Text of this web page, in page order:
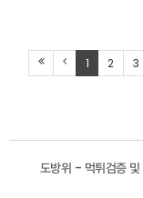
1 2 3
도방위 - 먹튀검증 및